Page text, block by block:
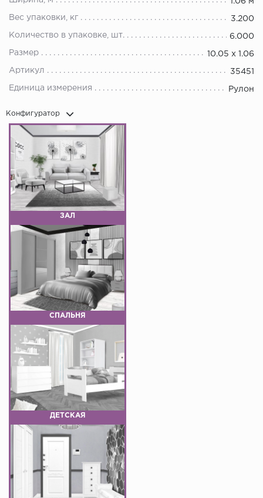
Вес упаковки, кг 3.200
Количество в упаковке, шт. 6.000
Размер 10.05 х 1.06
Артикул 35451
Единица измерения Рулон
Конфигуратор
ЗАЛ
СПАЛЬНЯ
ДЕТСКАЯ